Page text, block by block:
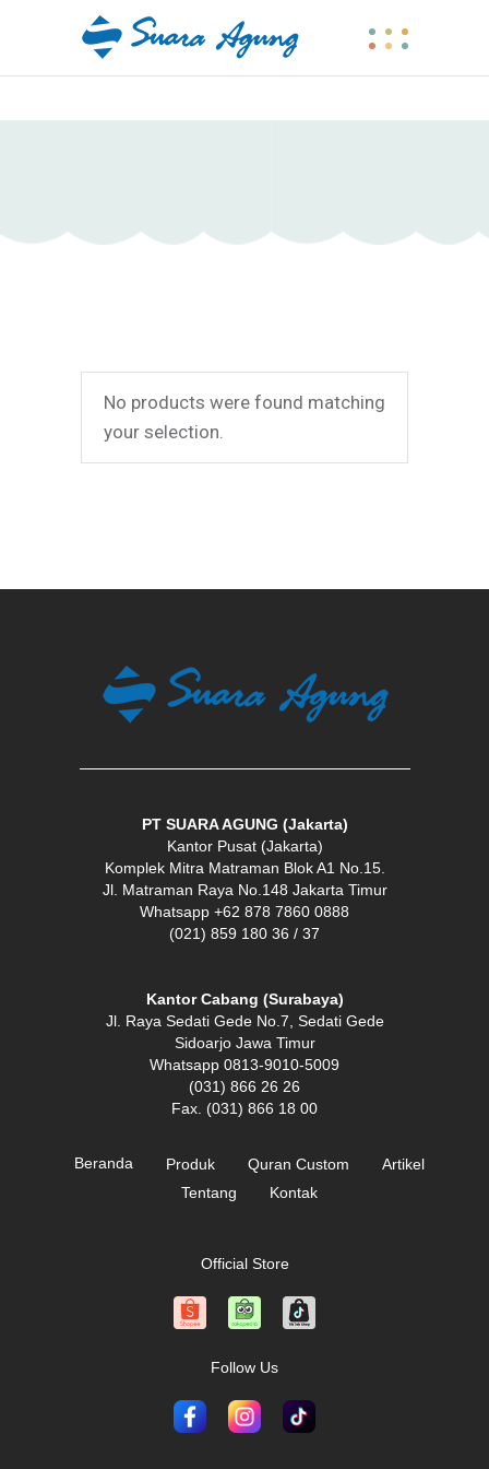
No products were found matching
your selection.
PT SUARA AGUNG (Jakarta)
Kantor Pusat (Jakarta)
Komplek Mitra Matraman Blok A1 No.15.
Jl. Matraman Raya No.148 Jakarta Timur
Whatsapp +62 878 7860 0888
(021) 859 180 36 / 37
Kantor Cabang (Surabaya)
Jl. Raya Sedati Gede No.7, Sedati Gede
Sidoarjo Jawa Timur
Whatsapp 0813-9010-5009
(031) 866 26 26
Fax. (031) 866 18 00
Beranda Produk Quran Custom
Artikel
Tentang
Kontak
Official Store
Follow Us